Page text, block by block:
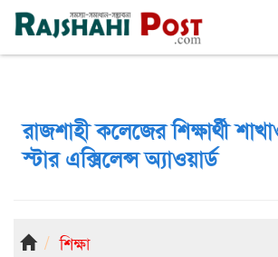
রাজশাহী শুক্রবার, ৭ই আগস্ট ২০২৬, ২৩শে শ্রাবণ ১৪৩৩
রাজশাহী কলেজের শিক্ষার্থী
স্টার এক্সিলেন্স অ্যাওয়ার্ড
শিক্ষা